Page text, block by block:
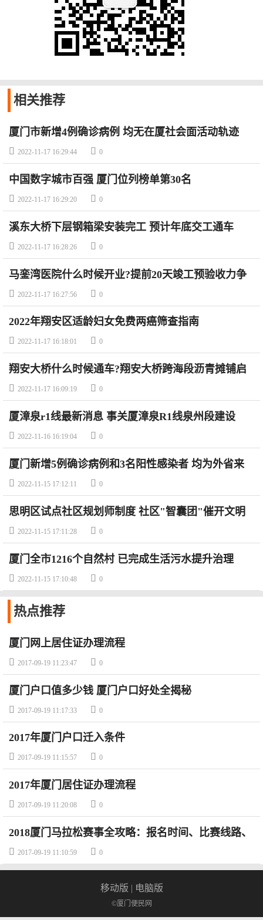
相关推荐
厦门市新增4例确诊病例 均无在厦社会面活动轨迹
 2022-11-17 16:29:44  0
中国数字城市百强 厦门位列榜单第30名
 2022-11-17 16:29:20  0
溪东大桥下层钢箱梁安装完工 预计年底交工通车
 2022-11-17 16:28:26  0
马銮湾医院什么时候开业?提前20天竣工预验收力争
年底达到试运营条件
 2022-11-17 16:27:56  0
2022年翔安区适龄妇女免费两癌筛查指南
 2022-11-17 16:18:01  0
翔安大桥什么时候通车?翔安大桥跨海段沥青摊铺启
动 力争明年春节前通车
 2022-11-17 16:09:19  0
厦漳泉r1线最新消息 事关厦漳泉R1线泉州段建设
 2022-11-16 16:19:04  0
厦门新增5例确诊病例和3名阳性感染者 均为外省来
厦人员及其密接
 2022-11-15 17:12:11  0
思明区试点社区规划师制度 社区"智囊团"催开文明
之花
 2022-11-15 17:11:28  0
厦门全市1216个自然村 已完成生活污水提升治理
 2022-11-15 17:10:48  0
热点推荐
厦门网上居住证办理流程
 2017-09-19 11:23:47  0
厦门户口值多少钱 厦门户口好处全揭秘
 2017-09-19 11:17:33  0
2017年厦门户口迁入条件
 2017-09-19 11:15:57  0
2017年厦门居住证办理流程
 2017-09-19 11:20:08  0
2018厦门马拉松赛事全攻略：报名时间、比赛线路、
比赛奖金
 2017-09-19 11:10:59  0
移动版 | 电脑版
©厦门便民网